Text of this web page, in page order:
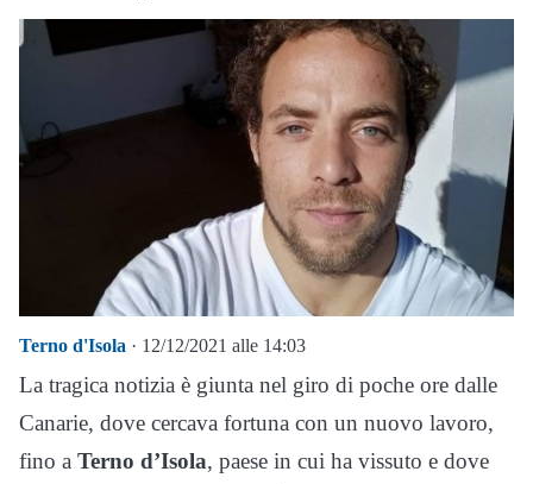
Terno d'Isola · 12/12/2021 alle 14:03
La tragica notizia è giunta nel giro di poche ore dalle
Canarie, dove cercava fortuna con un nuovo lavoro,
fino a Terno d’Isola, paese in cui ha vissuto e dove